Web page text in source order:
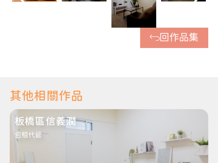
回作品集
其他相關作品
板橋區信義潤
包租代管